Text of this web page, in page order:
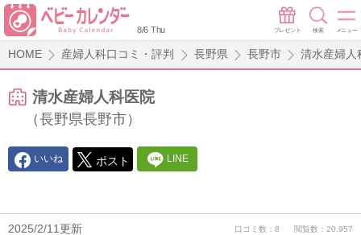
8/6 Thu プレゼント 検索 メニュー
HOME 産婦人科口コミ・評判 長野県 長野市 清水産婦人
清水産婦人科医院
（長野県長野市）
いいね ポスト LINE
2025/2/11更新 口コミ数：8 閲覧数：20,957